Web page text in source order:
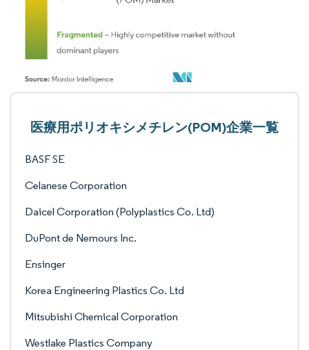
医療用ポリオキシメチレン(POM)企業一覧
BASF SE
Celanese Corporation
Daicel Corporation (Polyplastics Co. Ltd)
DuPont de Nemours Inc.
Ensinger
Korea Engineering Plastics Co. Ltd
Mitsubishi Chemical Corporation
Westlake Plastics Company